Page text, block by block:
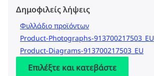
Δημοφιλείς λήψεις
Φυλλάδιο προϊόντων
Product-Photographs-913700217503_EU
Product-Diagrams-913700217503_EU
Επιλέξτε και κατεβάστε